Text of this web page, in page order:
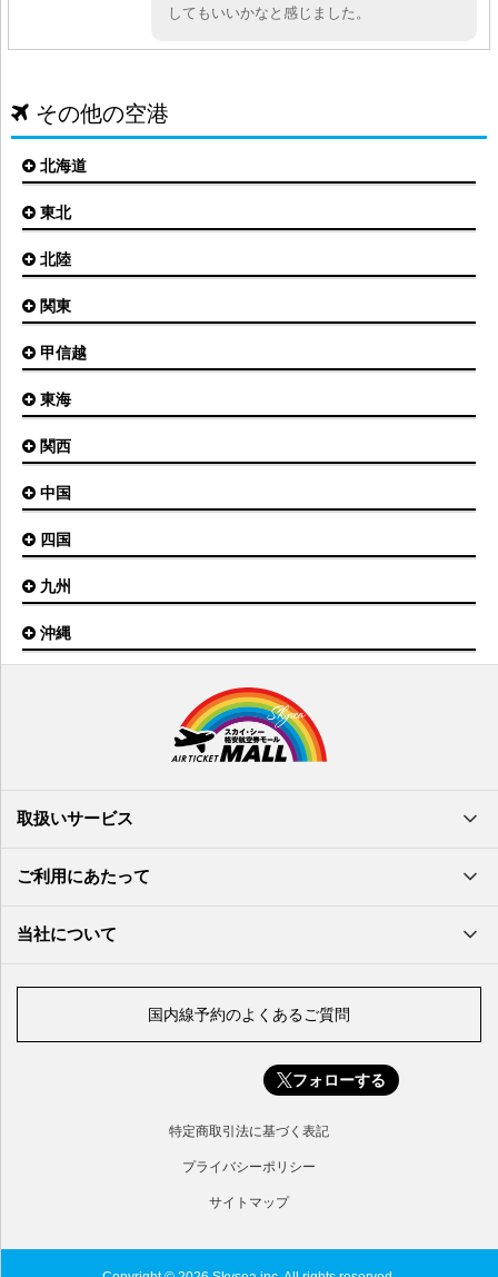
してもいいかなと感じました。
その他の空港
北海道
札幌(新千歳)空港
旭川空港
オホーツク紋別空港
釧路空港
稚内空港
とかち帯広空港
根室中標津空港
奥尻空港
利尻空港
東北
仙台空港
青森空港
三沢空港
福島空港
大館能代空港
庄内空港
山形空港
北陸
小松空港
能登空港
関東
東京(羽田)空港
茨城空港
八丈島空港
甲信越
新潟空港
東海
名古屋(中部)空港
静岡空港
関西
大阪(伊丹)空港
神戸空港
南紀白浜空港
但馬空港
中国
広島空港
山口宇部空港
出雲空港
米子空港
四国
松山空港
徳島空港
九州
福岡空港
鹿児島空港
北九州空港
奄美大島空港
徳之島空港
喜界島空港
沖縄
南大東空港
多良間空港
取扱いサービス
ご利用にあたって
当社について
国内線予約のよくあるご質問
フォローする
特定商取引法に基づく表記
プライバシーポリシー
サイトマップ